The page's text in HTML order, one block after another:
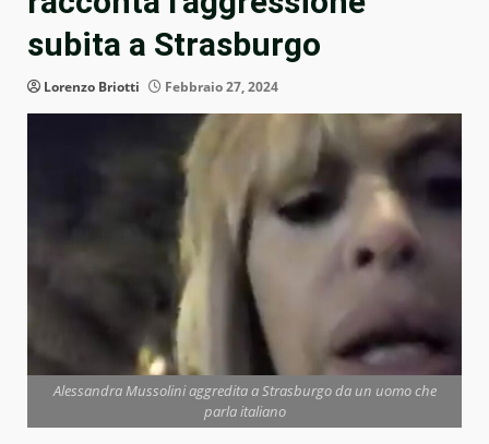
subita a Strasburgo
Lorenzo Briotti Febbraio 27, 2024
Alessandra Mussolini aggredita a Strasburgo da un uomo che
parla italiano